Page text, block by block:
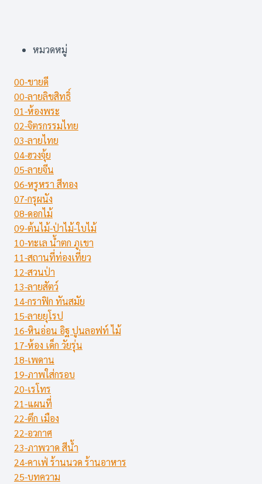
หมวดหมู่
00-ขายดี
00-ลายลิขสิทธิ์
01-ห้องพระ
02-จิตรกรรมไทย
03-ลายไทย
04-ฮวงจุ้ย
05-ลายจีน
06-หรูหรา สีทอง
07-กรุผนัง
08-ดอกไม้
09-ต้นไม้-ป่าไม้-ใบไม้
10-ทะเล น้ำตก ภูเขา
11-สถานที่ท่องเที่ยว
12-สวนป่า
13-ลายสัตว์
14-กราฟิก ทันสมัย
15-ลายยุโรป
16-หินอ่อน อิฐ ปูนลอฟท์ ไม้
17-ห้อง เด็ก วัยรุ่น
18-เพดาน
19-ภาพใส่กรอบ
20-เรโทร
21-แผนที่
22-ตึก เมือง
22-อวกาศ
23-ภาพวาด สีน้ำ
24-คาเฟ่ ร้านนวด ร้านอาหาร
25-บทความ